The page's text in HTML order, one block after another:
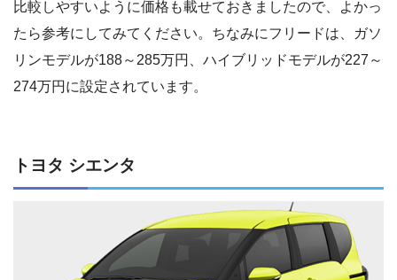
比較しやすいように価格も載せておきましたので、よかっ
たら参考にしてみてください。ちなみにフリードは、ガソ
リンモデルが188～285万円、ハイブリッドモデルが227～
274万円に設定されています。
トヨタ シエンタ